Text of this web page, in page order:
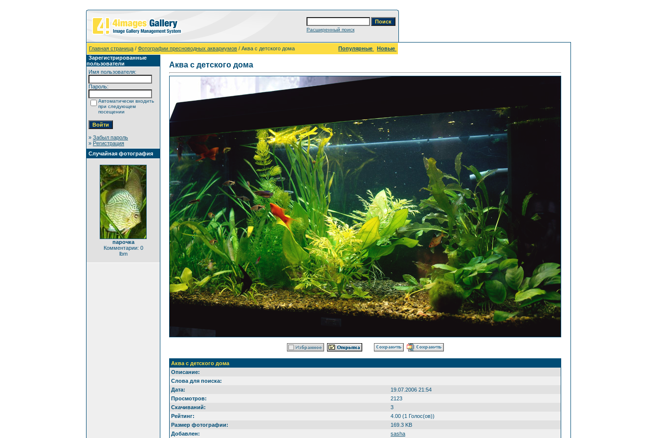
Расширенный поиск
Главная страница / Фотографии пресноводных аквариумов / Аква с детского дома Популярные
Новые
Зарегистрированные
пользователи
Имя пользователя:
Пароль:
Автоматически входить
при следующем
посещении
» Забыл пароль
» Регистрация
Случайная фотография
парочка
Комментарии: 0
lbm
Аква с детского дома
Аква с детского дома
Описание:
Слова для поиска:
Дата:
19.07.2006 21:54
Просмотров:
2123
Скачиваний:
3
Рейтинг:
4.00 (1 Голос(ов))
Размер фотографии:
169.3 KB
Добавлен:
sasha